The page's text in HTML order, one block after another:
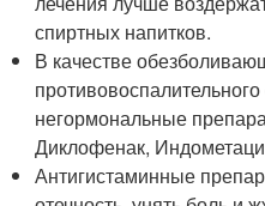
спиртных напитков.
В качестве
негормональные
Диклофенак,
Антигистаминные